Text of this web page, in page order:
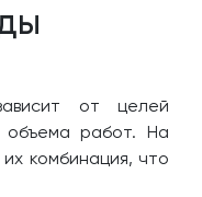
от целей
объема работ. На
комбинация, что